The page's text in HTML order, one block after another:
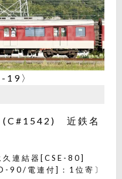
19〉
(C#1542) 近鉄名
久連結器[CSE-80]
電連付]：1位寄〕